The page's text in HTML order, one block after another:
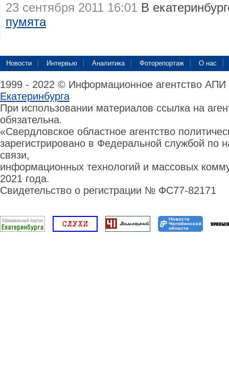
23 сентября 2011 16:01 В
пумята
Новости Интервью Аналитика Фоторепортаж О нас
1999 - 2022 © Информационное агентство
Екатеринбурга
При использовании материалов ссылка на
обязательна.
«Свердловское областное агентство
зарегистрировано в Федеральной службой по
связи,
информационных технологий и массовых
2021 года.
Свидетельство о регистрации № ФС77-82171